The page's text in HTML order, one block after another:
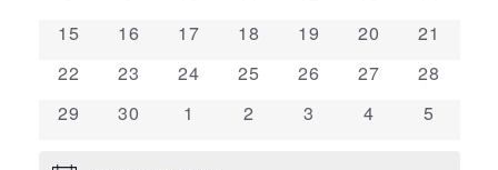
de
vues
Évènements
0
15
0
16
0
17
0
18
0
19
0
20
0
21
0
22
0
23
0
24
0
25
0
26
0
27
0
28
0
29
0
30
0
1
0
2
0
3
0
4
0
5